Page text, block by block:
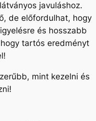
javuláshoz.
de előfordulhat, hogy
és hosszabb
tartós eredményt
mint kezelni és